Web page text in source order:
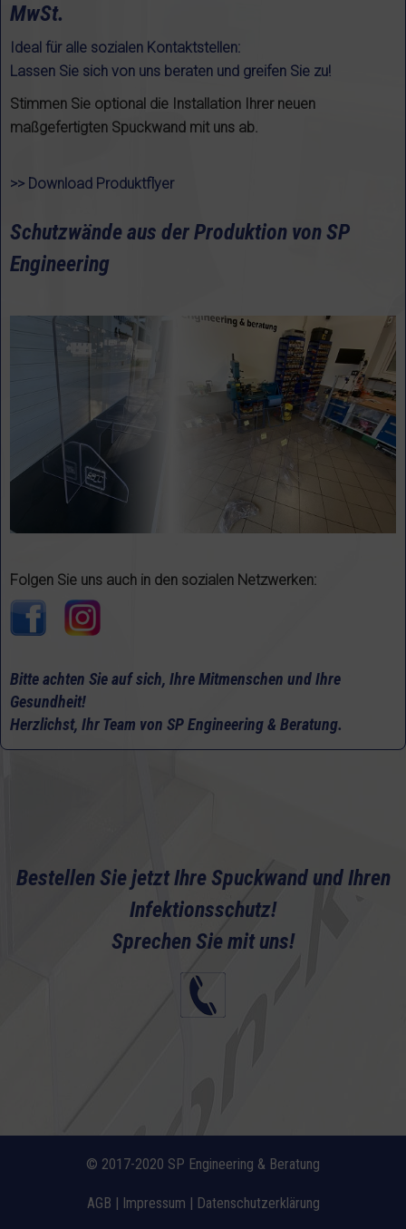
MwSt.
Ideal für alle sozialen Kontaktstellen:
Lassen Sie sich von uns beraten und greifen Sie zu!
Stimmen Sie optional die Installation Ihrer neuen
maßgefertigten Spuckwand mit uns ab.
>> Download Produktflyer
Schutzwände aus der Produktion von SP
Engineering
Folgen Sie uns auch in den sozialen Netzwerken:
Bitte achten Sie auf sich, Ihre Mitmenschen und Ihre
Gesundheit!
Herzlichst, Ihr Team von SP Engineering & Beratung.
Bestellen Sie jetzt Ihre Spuckwand und Ihren
Infektionsschutz!
Sprechen Sie mit uns!
© 2017-2020 SP Engineering & Beratung
AGB | Impressum | Datenschutzerklärung